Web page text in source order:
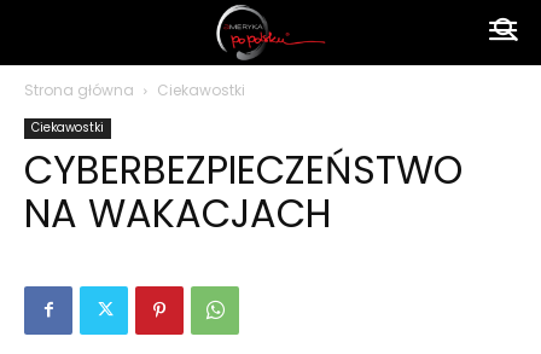
Strona główna Ciekawostki
Ciekawostki
CYBERBEZPIECZEŃSTWO
NA WAKACJACH